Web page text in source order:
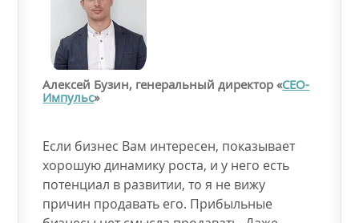
Алексей Бузин, генеральный директор «СЕО-
Импульс»
Если бизнес Вам интересен, показывает
хорошую динамику роста, и у него есть
потенциал в развитии, то я не вижу
причин продавать его. Прибыльные